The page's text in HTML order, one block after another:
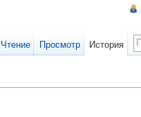
Чтение Просмотр История